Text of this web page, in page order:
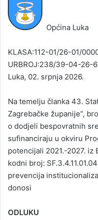
Općina Luka
KLASA:112-01/26-01/
URBROJ:238/39-04-26-6
Luka, 02. srpnja 2026.
Na temelju članka 43.
Zagrebačke županije“,
o dodjeli bespovratnih
sufinanciraju u okviru
potencijali 2021.-2027. iz
kodni broj:
prevencija
donosi
ODLUKU